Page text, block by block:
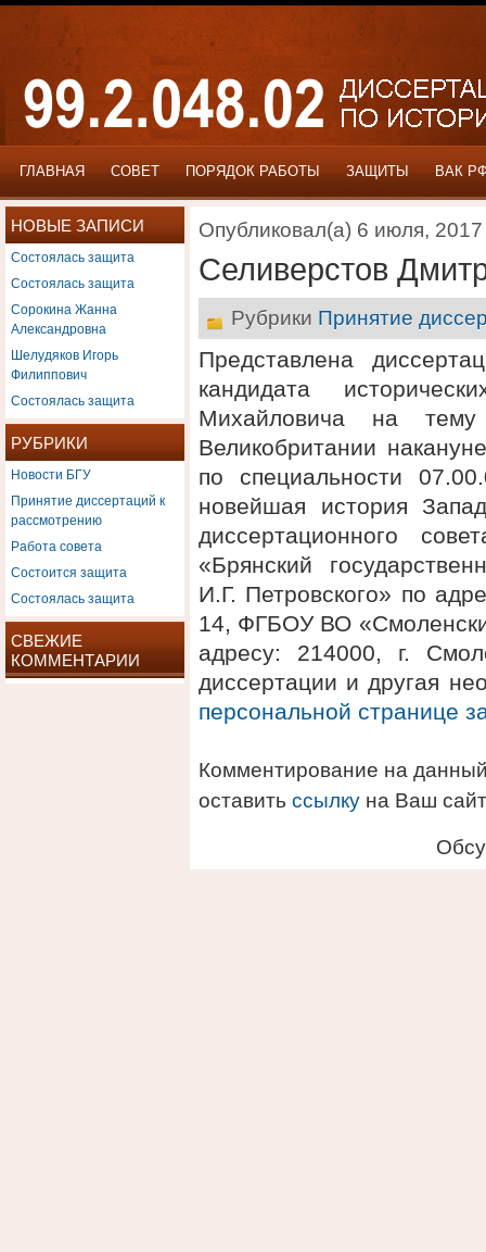
ГЛАВНАЯ СОВЕТ ПОРЯДОК РАБОТЫ ЗАЩИТЫ ВАК
НОВЫЕ ЗАПИСИ
Состоялась защита
Состоялась защита
Сорокина Жанна
Александровна
Шелудяков Игорь
Филиппович
Состоялась защита
РУБРИКИ
Новости БГУ
Принятие диссертаций к
рассмотрению
Работа совета
Состоится защита
Состоялась защита
СВЕЖИЕ
КОММЕНТАРИИ
Опубликовал(а) 6 июля,
Селиверстов
Рубрики Принятие
Представлена
кандидата
Михайловича на тему
Великобритании
по специальности
новейшая история
диссертационного
«Брянский
И.Г. Петровского» по
14, ФГБОУ ВО
адресу: 214000, г.
диссертации и другая
персональной странице
Комментирование на
оставить ссылку на Ваш